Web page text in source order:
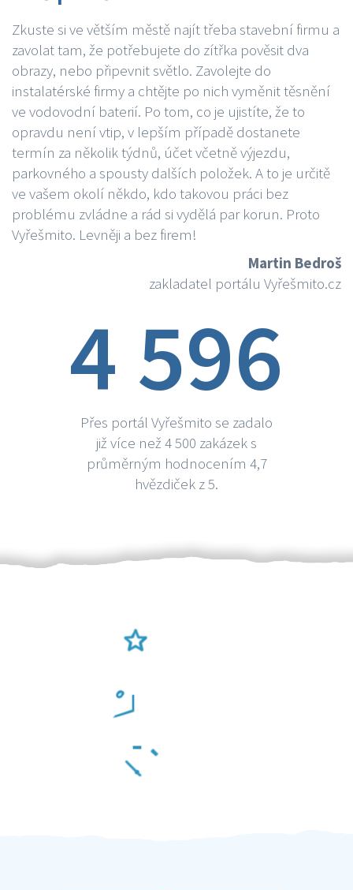
Zkuste si ve větším městě najít třeba stavební firmu a
zavolat tam, že potřebujete do zítřka pověsit dva
obrazy, nebo připevnit světlo. Zavolejte do
instalatérské firmy a chtějte po nich vyměnit těsnění
ve vodovodní baterií. Po tom, co je ujistíte, že to
opravdu není vtip, v lepším případě dostanete
termín za několik týdnů, účet včetně výjezdu,
parkovného a spousty dalších položek. A to je určitě
ve vašem okolí někdo, kdo takovou práci bez
problému zvládne a rád si vydělá par korun. Proto
Vyřešmito. Levněji a bez firem!
Martin Bedroš
zakladatel portálu Vyřešmito.cz
4 596
Přes portál Vyřešmito se zadalo
již více než 4 500 zakázek s
průměrným hodnocením 4,7
hvězdiček z 5.